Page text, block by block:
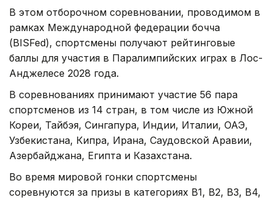
В этом отборочном соревновании, проводимом в
рамках Международной федерации бочча
(BISFed), спортсмены получают рейтинговые
баллы для участия в Паралимпийских играх в Лос-
Анджелесе 2028 года.
В соревнованиях принимают участие 56 пара
спортсменов из 14 стран, в том числе из Южной
Кореи, Тайбэя, Сингапура, Индии, Италии, ОАЭ,
Узбекистана, Кипра, Ирана, Саудовской Аравии,
Азербайджана, Египта и Казахстана.
Во время мировой гонки спортсмены
соревнуются за призы в категориях B1, B2, B3, B4,